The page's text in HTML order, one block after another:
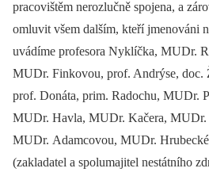
pracovištěm nerozlučně spojena, a
omluvit všem dalším, kteří jmenováni
uvádíme profesora Nyklíčka, MUDr.
MUDr. Finkovou, prof. Andrýse, doc.
prof. Donáta, prim. Radochu, MUDr.
MUDr. Havla, MUDr. Kačera, MUDr.
MUDr. Adamcovou, MUDr.
(zakladatel a spolumajitel nestátního